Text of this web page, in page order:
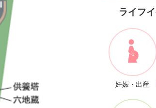
ライフ
妊娠・出産